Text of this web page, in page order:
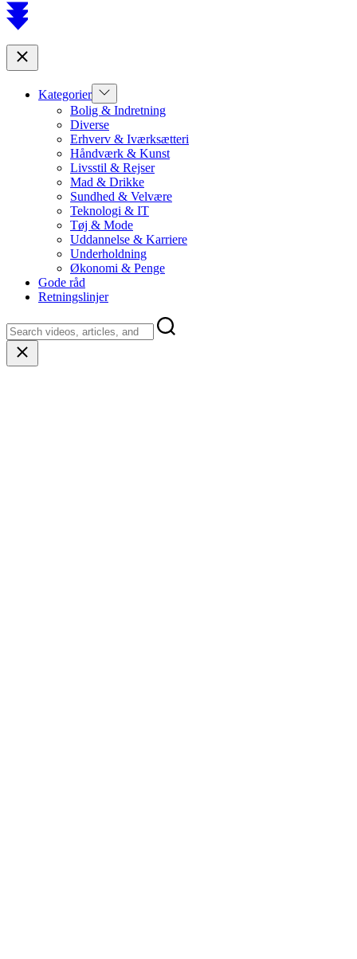
Scroll
to
Close
Kategorier Show
sub
menu
Bolig & Indretning
Diverse
Erhverv & Iværksætteri
Håndværk & Kunst
Livsstil & Rejser
Mad & Drikke
Sundhed & Velvære
Teknologi & IT
Tøj & Mode
Uddannelse & Karriere
Underholdning
Økonomi & Penge
Gode råd
Retningslinjer
Close
search